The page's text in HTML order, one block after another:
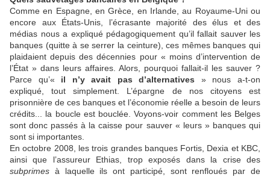
Comme en Espagne, en Grèce, en Irlande, au Royaume-Uni ou
encore aux États-Unis, l’écrasante majorité des élus et des
médias nous a expliqué pédagogiquement qu’il fallait sauver les
banques (quitte à se serrer la ceinture), ces mêmes banques qui
plaidaient depuis des décennies pour « moins d’intervention de
l’État » dans leurs affaires. Alors, pourquoi fallait-il les sauver ?
Parce qu’« il n’y avait pas d’alternatives » nous a-t-on
expliqué, tout simplement. L’épargne de nos citoyens est
prisonnière de ces banques et l’économie réelle a besoin de leurs
crédits... la boucle est bouclée. Voyons-voir comment les Belges
sont donc passés à la caisse pour sauver « leurs » banques qui
sont si importantes.
En octobre 2008, les trois grandes banques Fortis, Dexia et KBC,
ainsi que l’assureur Ethias, trop exposés dans la crise des
subprimes à laquelle ils ont participé, sont renfloués par de